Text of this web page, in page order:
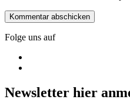
Folge uns auf
Newsletter hier